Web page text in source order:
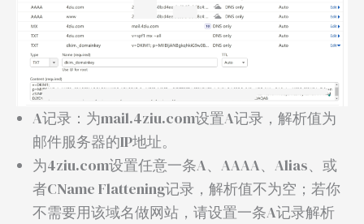
A记录：为mail.4ziu.com设置A记录，解析值为
邮件服务器的IP地址。
为4ziu.com设置任意一条A、AAAA、Alias、或
者CName Flattening记录，解析值不为空；若你
不需要用该域名做网站，请设置一条A记录解析